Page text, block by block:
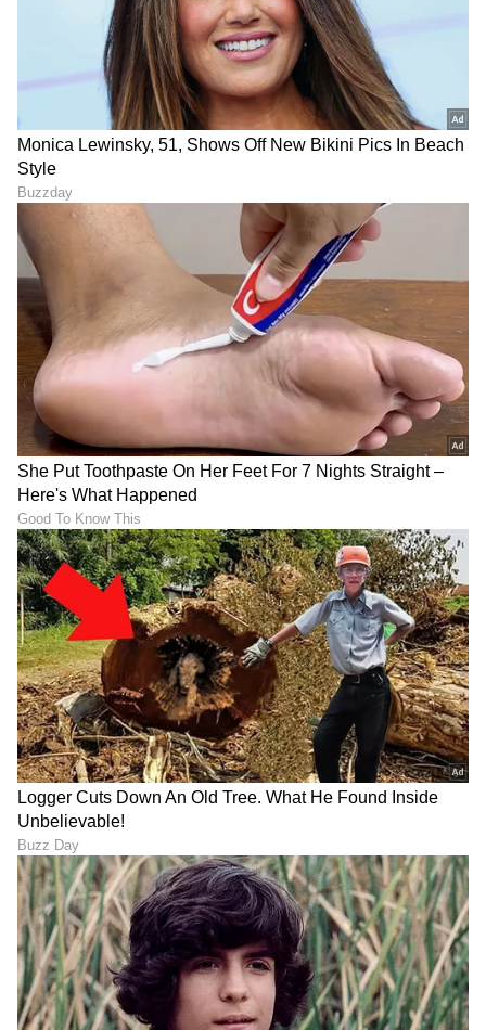
ಕ್ಷಣಕ್ಷಣದ ಕನ್ನಡ ಸುದ್ದಿ (Kannada News)
ಅಪ್ಡೇಟ್‌ಗಳಿಗಾಗಿ ಏಷ್ಯಾನೆಟ್ ಸುವರ್ಣ ನ್ಯೂಸ್‌ ಫಾಲೋ
ಮಾಡಿ. ಬ್ರೇಕಿಂಗ್ ಸುದ್ದಿ (Latest Kannada News
ವಿಶೇಷ ವರದಿಗಳು ಮತ್ತು ನೇರ ಪ್ರಸಾರಗಳೊಂದಿಗೆ
(kannada news live) ಸಂಪೂರ್ಣ ಮಾಹಿತಿ ಒಂದೇ
ಕ್ಲಿಕ್‌ನಲ್ಲಿ ಲಭ್ಯ. ಏಷ್ಯಾನೆಟ್ ಸುವರ್ಣ ನ್ಯೂಸ್ ಅಧಿಕೃತ
ಆ್ಯಪ್ ಡೌನ್‌ಲೋಡ್ ಮಾಡಿ ಹಾಗು ಎಲ್ಲಾ ಅಪ್‌ಡೇಟ್
ಗಳನ್ನು ಪಡೆಯಿರಿ
DOWNLOAD APP
RECOMMENDED STORIES
ಮಾನವರ ಬುದ್ಧಿಶಕ್ತಿ ಮಟ್ಟ
ಗಣನೀಯ ಕುಸಿತ, ಮನುಷ್ಯ
ದಡ್ಡನಾಗುತ್ತಿರುವುದಕ್ಕೆ ಶಾಕಿಂಗ್
ಕಾರಣ ಹೇಳಿದ ವಿಜ್ಞಾನಿಗಳು!
​"ಅಯ್ಯೋ... ನನ್ನ 5 ಲಕ್ಷ ಎಲ್ಲಿ
ಹೋಯ್ತು?!" – ಮನೆಮಂದಿಗೆ
ತಿಳಿಸದೆ ಹೊಲದಲ್ಲಿ ಹಣ ಬಚ್ಚಿಟ್ಟು
ಕಣ್ಣೀರಿಟ್ಟ ರೈತ!